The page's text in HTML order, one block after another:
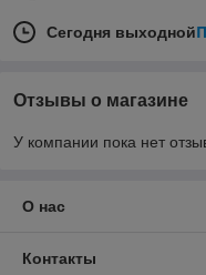
Сегодня выходной
Отзывы о магазине
У компании пока нет
О нас
Контакты